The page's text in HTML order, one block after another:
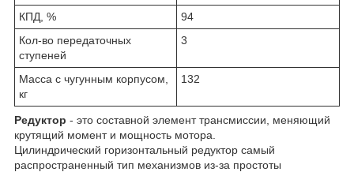
КПД, %
94
Кол-во передаточных
ступеней
3
Масса с чугунным корпусом,
кг
132
Редуктор - это составной элемент трансмиссии, меняющий
крутящий момент и мощность мотора.
Цилиндрический горизонтальный редуктор самый
распространенный тип механизмов из-за простоты